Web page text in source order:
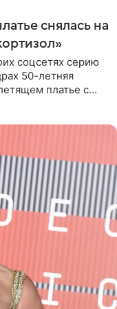
снялась на
соцсетях серию
50-летняя
платье с